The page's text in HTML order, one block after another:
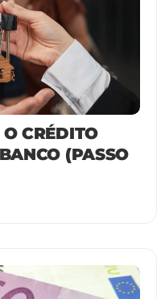
CRÉDITO
(PASSO